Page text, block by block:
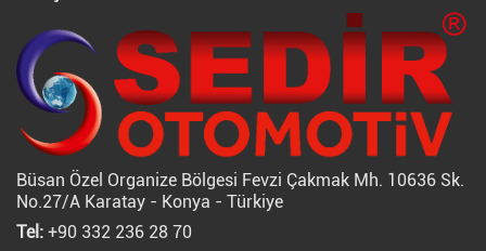
Büsan Özel Organize Bölgesi Fevzi Çakmak Mh. 10636 Sk.
No.27/A Karatay - Konya - Türkiye
Tel: +90 332 236 28 70